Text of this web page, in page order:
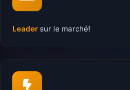
Leader sur le marché!